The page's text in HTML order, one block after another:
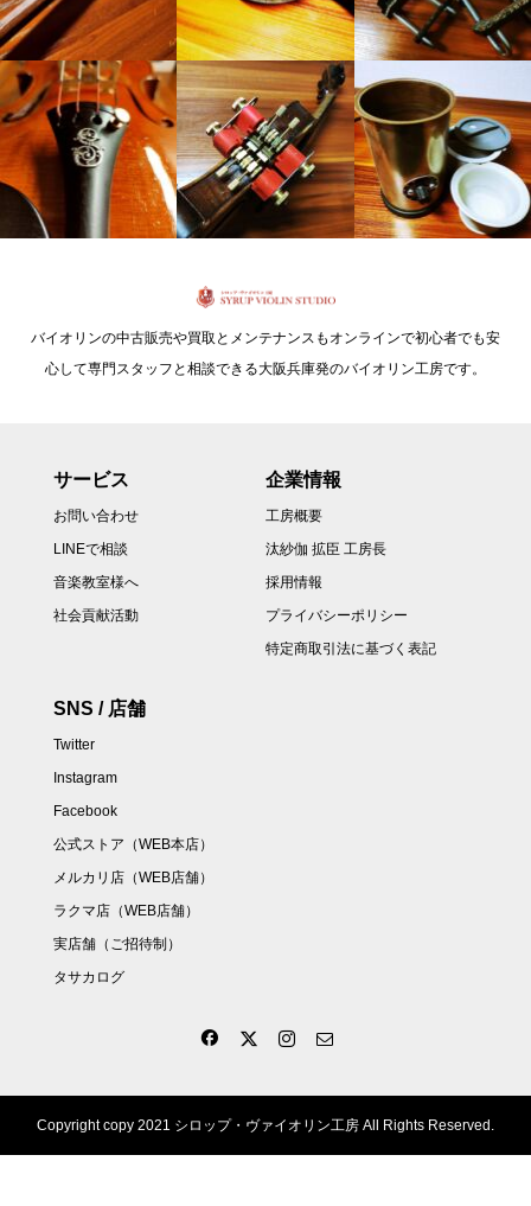
バイオリンの中古販売や買取とメンテナンスもオンラインで初心者でも安
心して専門スタッフと相談できる大阪兵庫発のバイオリン工房です。
サービス
お問い合わせ
LINEで相談
音楽教室様へ
社会貢献活動
企業情報
工房概要
汰紗伽 拡臣 工房長
採用情報
プライバシーポリシー
特定商取引法に基づく表記
SNS / 店舗
Twitter
Instagram
Facebook
公式ストア（WEB本店）
メルカリ店（WEB店舗）
ラクマ店（WEB店舗）
実店舗（ご招待制）
タサカログ
Copyright copy 2021 シロップ・ヴァイオリン工房 All Rights Reserved.